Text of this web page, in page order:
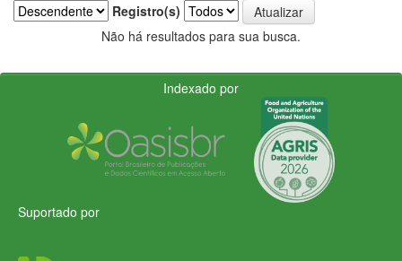
Registro(s)
Não há resultados para sua busca.
Indexado por
Suportado por